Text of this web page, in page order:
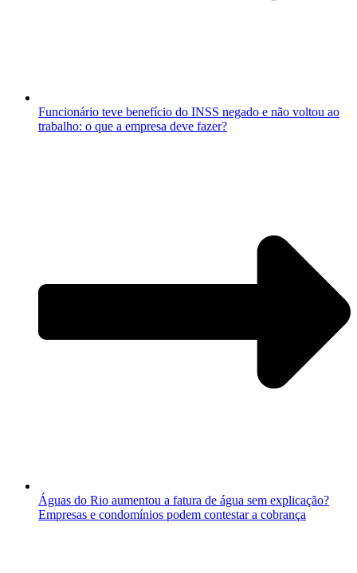
Funcionário teve benefício do INSS negado e não voltou ao
trabalho: o que a empresa deve fazer?
Águas do Rio aumentou a fatura de água sem explicação?
Empresas e condomínios podem contestar a cobrança